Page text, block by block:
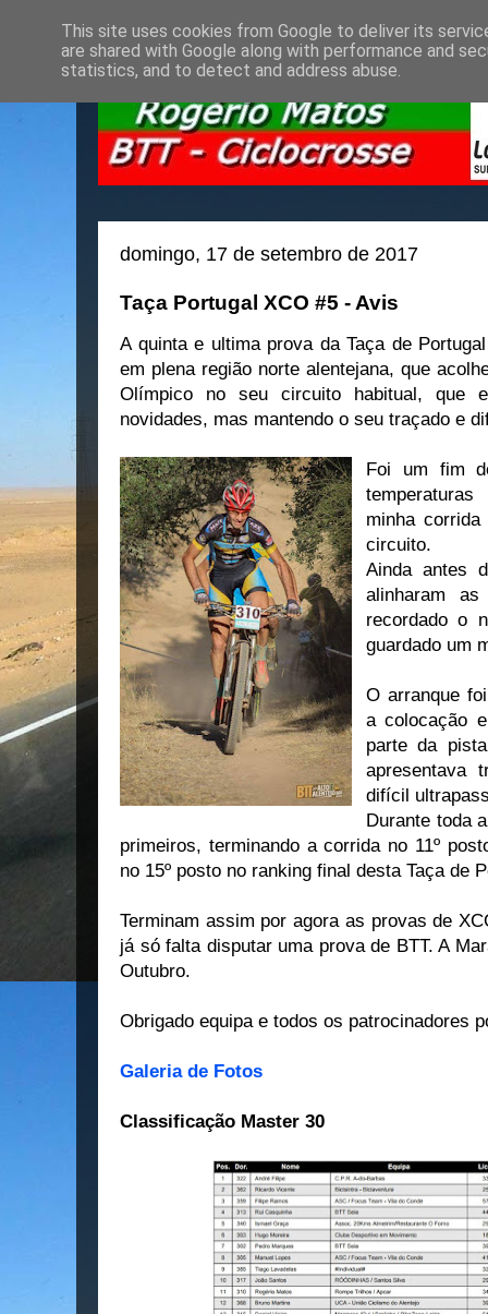
domingo, 17 de setembro de 2017
Taça Portugal XCO #5 - Avis
A quinta e ultima prova da Taça de
em plena região norte alentejana, que
Olímpico no seu circuito habitual, que
novidades, mas mantendo o seu traçado e
Foi um fim
minha
circuito.
Ainda antes
alinharam
recordado o
guardado um
O arranque
a colocação
parte da
apresentava
difícil
Durante toda
primeiros, terminando a corrida no 11º
no 15º posto no ranking final desta Taça de
Terminam assim por agora as provas de
já só falta disputar uma prova de BTT. A
Outubro.
Obrigado equipa e todos os patrocinadores
Galeria de Fotos
Classificação Master 30
This site uses cookies from Google to deliver its
are shared with Google along with performance and
statistics, and to detect and address abuse.